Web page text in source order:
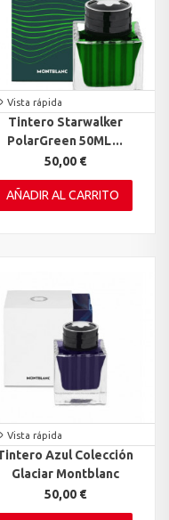
Vista rápida
Tintero Starwalker
PolarGreen 50ML...
50,00 €
AÑADIR AL CARRITO
Vista rápida
Azul Colección
Glaciar Montblanc
50,00 €